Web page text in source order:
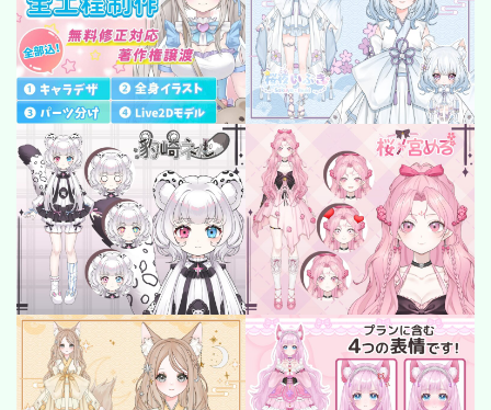
Restaurant/Cafe
countryside
病院
Shrine/temple
city
SF/Fantasy
cyber-